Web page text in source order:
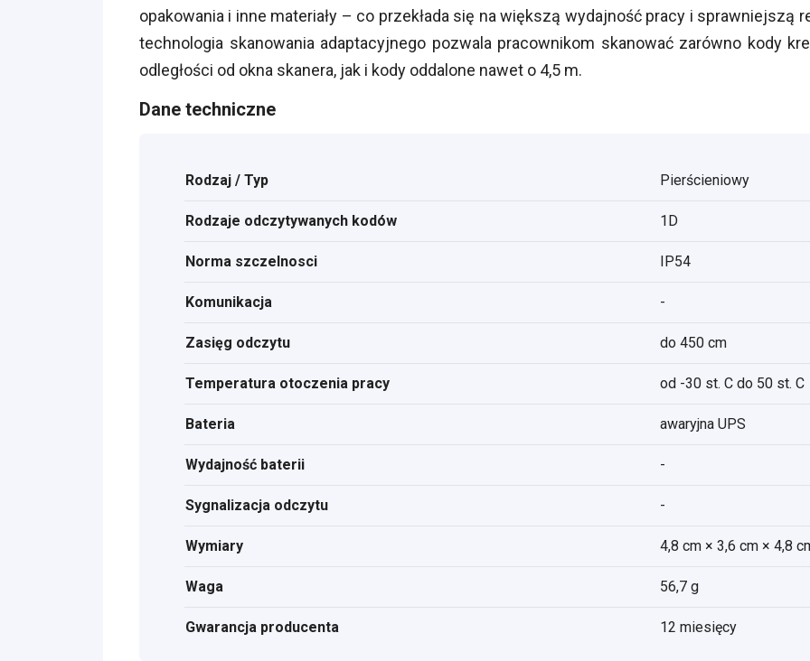
opakowania i inne materiały – co przekłada się na większą wydajność pracy i sprawniejszą
technologia skanowania adaptacyjnego pozwala pracownikom skanować zarówno kody
odległości od okna skanera, jak i kody oddalone nawet o 4,5 m.
Dane techniczne
Rodzaj / Typ Pierścieniowy
Rodzaje odczytywanych kodów 1D
Norma szczelnosci IP54
Komunikacja -
Zasięg odczytu do 450 cm
Temperatura otoczenia pracy od -30 st. C do 50 st. C
Bateria awaryjna UPS
Wydajność baterii -
Sygnalizacja odczytu -
Wymiary 4,8 cm × 3,6 cm × 4,8
Waga 56,7 g
Gwarancja producenta 12 miesięcy